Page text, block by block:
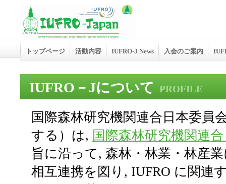
IUFRO－Jについて PROFILE
国際森林研究機関連合日本委員
する）は, 国際森林研究機関連
旨に沿って, 森林・林業・林産
相互連携を図り, IUFRO に関連
トップページ 活動内容 IUFRO-J News 入会のご案内